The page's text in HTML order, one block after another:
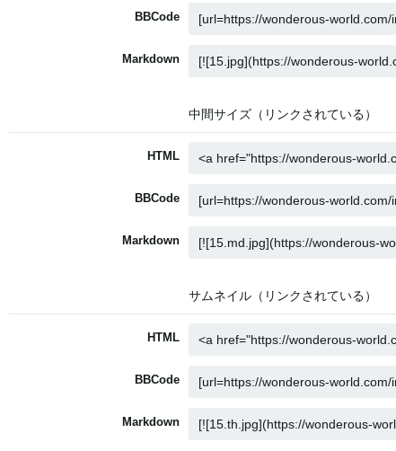
BBCode
Markdown
中間サイズ（リンクされている）
HTML
BBCode
Markdown
サムネイル（リンクされている）
HTML
BBCode
Markdown